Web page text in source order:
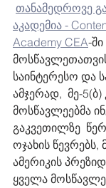
თანამედროვე
აკადემია -
Academy CEA-
საინტერესო და
ამჯერად,  მე-
მოსწავლეებმა
გაკვეთილზე
ოჯახის
ამერიკის
ყველა